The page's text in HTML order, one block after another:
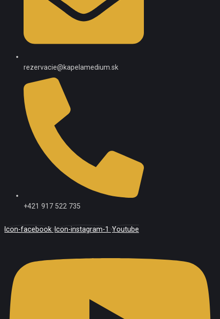
rezervacie@kapelamedium.sk
+421 917 522 735
Icon-facebook Icon-instagram-1 Youtube